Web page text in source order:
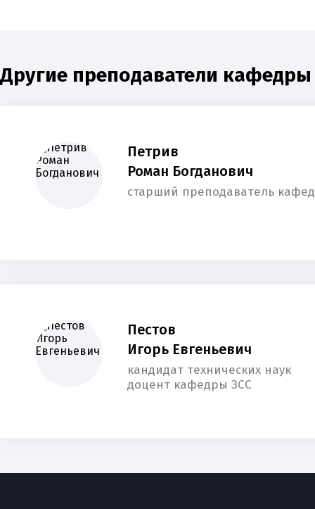
Другие преподаватели кафедры
Петрив
Роман Богданович
старший преподаватель
Пестов
Игорь Евгеньевич
кандидат технических наук
доцент кафедры ЗСС